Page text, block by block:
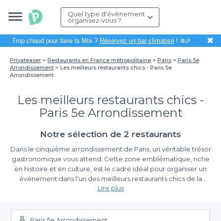
Quel type d'évènement
organisez-vous ?
Trop chaud pour faire la fête ? Réservez un bar climatisé! ❄️🎉 ✖
Privateaser Restaurants en France métropolitaine Paris
Paris 5e
Arrondissement
Les meilleurs restaurants chics - Paris 5e
Arrondissement
Les meilleurs restaurants chics -
Paris 5e Arrondissement
Notre sélection de 2 restaurants
Dans le cinquième arrondissement de Paris, un véritable trésor
gastronomique vous attend. Cette zone emblématique, riche
en histoire et en culture, est le cadre idéal pour organiser un
événement dans l'un des meilleurs restaurants chics de la
capitale. Que vous souhaitiez célébrer une occasion
une expérience culinaire mémorable, ce quartier saura vous
séduire.
Une expérience de réservation simplifiée
Lire plus